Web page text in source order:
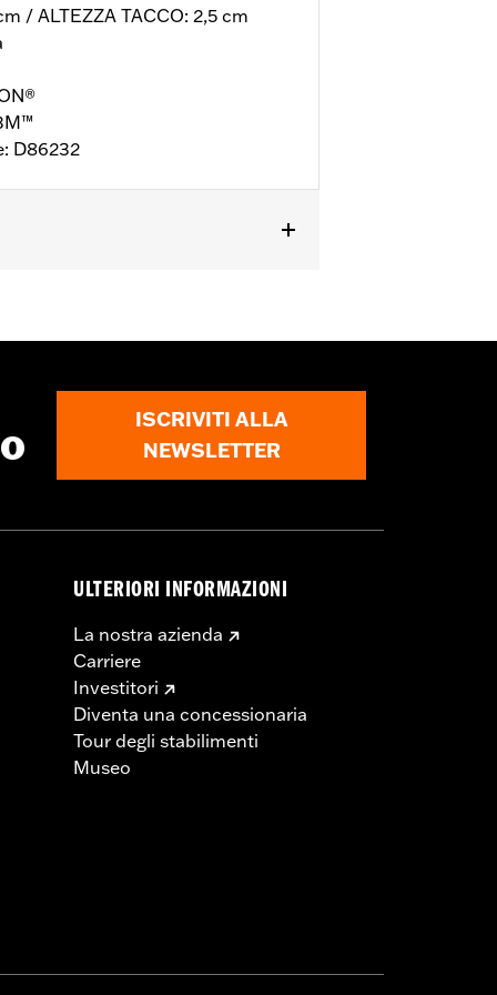
/ ALTEZZA TACCO: 2,5 cm
D86232
ISCRIVITI ALLA
NEWSLETTER
ULTERIORI INFORMAZIONI
La nostra azienda
Carriere
Investitori
Diventa una concessionaria
Tour degli stabilimenti
Museo